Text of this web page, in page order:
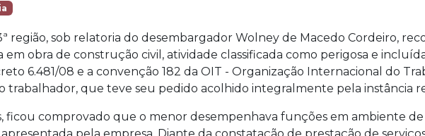
região, sob relatoria do desembargador Wolney de Macedo Cordeiro,
obra de construção civil, atividade classificada como perigosa e
6.481/08 e a convenção 182 da OIT - Organização Internacional do
trabalhador, que teve seu pedido acolhido integralmente pela instância
ficou comprovado que o menor desempenhava funções em ambiente